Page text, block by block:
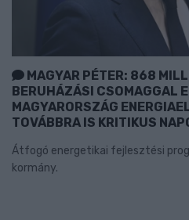
MAGYAR PÉTER: 868
BERUHÁZÁSI CSOMAGGAL
MAGYARORSZÁG
TOVÁBBRA IS KRITIKUS
Átfogó energetikai fejlesztési
kormány.